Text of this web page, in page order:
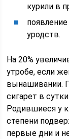
курили в
уродств.
На 20%
утробе, если
вынашивании.
сигарет в
Родившиеся у
степени
первые дни и